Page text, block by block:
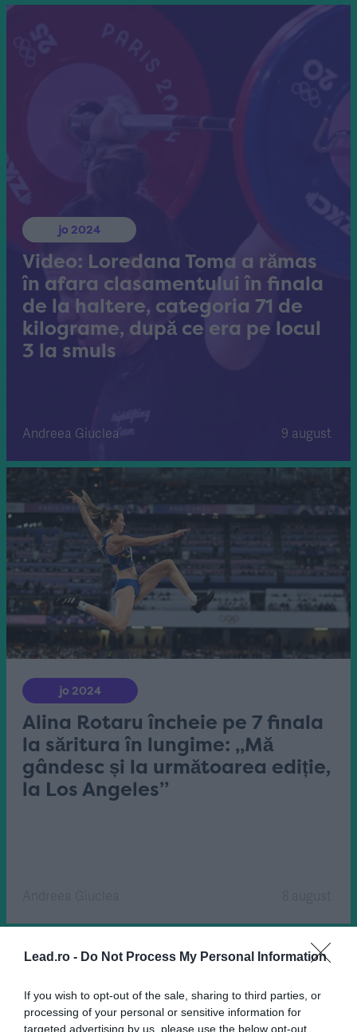
Lead.ro - Do Not Process My Personal Information
If you wish to opt-out of the sale, sharing to third parties, or
processing of your personal or sensitive information for
targeted advertising by us, please use the below opt-out
jo 2024
Video: Loredana Toma a rămas
în afara clasamentului în finala
de la haltere, categoria 71 de
kilograme, după ce era pe locul
3 la smuls
Andreea Giuclea 9 august
jo 2024
Alina Rotaru încheie pe 7 finala
la săritura în lungime: „Mă
gândesc și la următoarea ediție,
la Los Angeles”